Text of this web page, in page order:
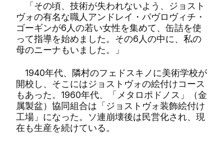
「その頃、技術が失われないよう、ジョスト
ヴォの有名な職人アンドレイ・パヴロヴィチ・
ゴーギンが6人の若い女性を集めて、缶詰を使
って指導を始めました。その6人の中に、私の
母のニーナもいました。」
1940年代、隣村のフェドスキノに美術学校が
開校し、そこにはジョストヴォの絵付けコース
もあった。1960年代、「メタロポドノス」（金
属製盆）協同組合は「ジョストヴォ装飾絵付け
工場」になった。ソ連崩壊後は民営化され、現
在も生産を続けている。